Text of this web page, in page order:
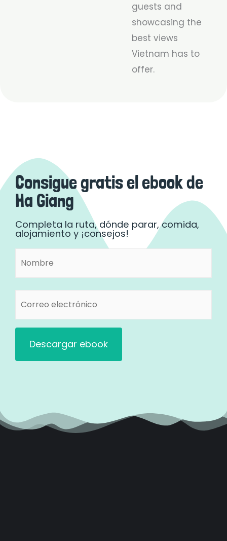
guests and
showcasing the
best views
Vietnam has to
offer.
Consigue gratis el ebook de
Ha Giang
Completa la ruta, dónde parar, comida,
alojamiento y ¡consejos!
Nombre
(Obligatorio)